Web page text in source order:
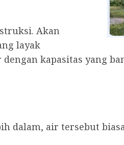
Akan
layak
kapasitas yang
dalam, air tersebut